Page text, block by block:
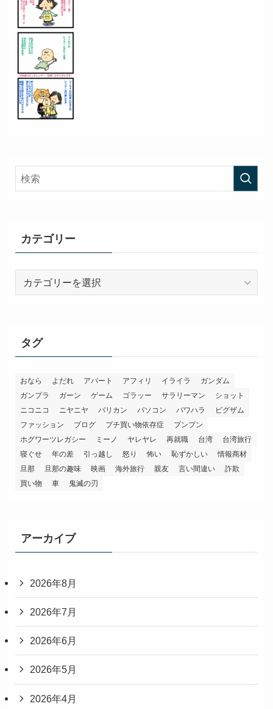
カテゴリー
タグ
おなら よだれ アパート アフィリ イライラ
ガンダム
ガンプラ
ガーン ゲーム ゴラッー サラリーマン
ショット
ニコニコ
ニヤニヤ バリカン パソコン パワハラ
ビグザム
ファッション
ブログ プチ買い物依存症
プンプン
ホグワーツレガシー
ミーノ ヤレヤレ 再就職 台湾
台湾旅行
寝ぐせ
年の差 引っ越し 怒り 怖い 恥ずかしい
情報商材
旦那
旦那の趣味 映画 海外旅行 親友 言い間違い
詐欺
買い物
車 鬼滅の刃
アーカイブ
2026年8月
2026年7月
2026年6月
2026年5月
2026年4月